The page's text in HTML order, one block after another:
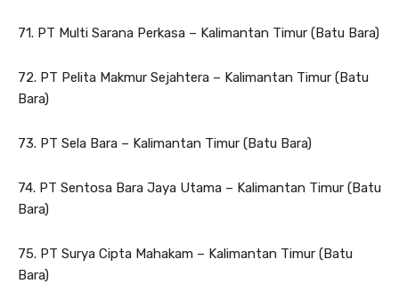
71. PT Multi Sarana Perkasa – Kalimantan Timur (Batu Bara)
72. PT Pelita Makmur Sejahtera – Kalimantan Timur (Batu
Bara)
73. PT Sela Bara – Kalimantan Timur (Batu Bara)
74. PT Sentosa Bara Jaya Utama – Kalimantan Timur (Batu
Bara)
75. PT Surya Cipta Mahakam – Kalimantan Timur (Batu
Bara)